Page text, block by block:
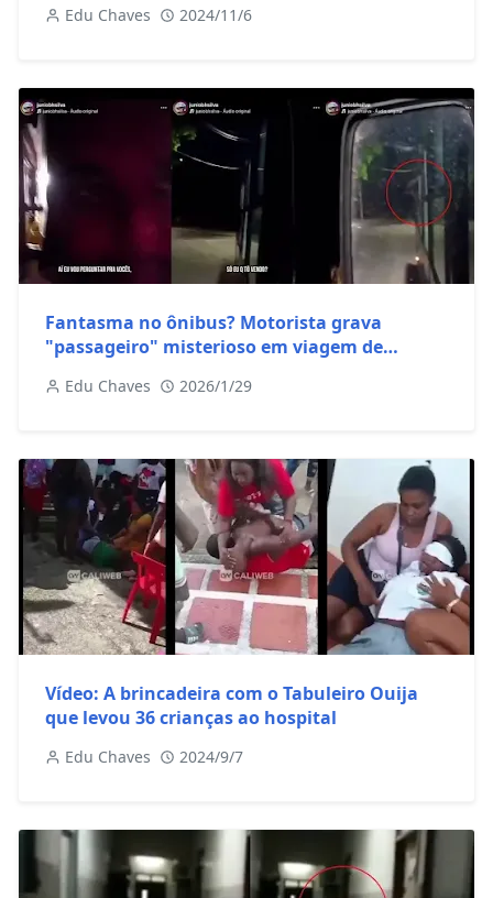
Edu Chaves 2024/11/6
Fantasma no ônibus? Motorista grava
"passageiro" misterioso em viagem de
Edu Chaves 2026/1/29
Vídeo: A brincadeira com o Tabuleiro Ouija
que levou 36 crianças ao hospital
Edu Chaves 2024/9/7